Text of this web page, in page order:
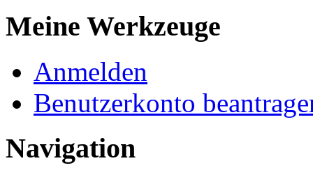
Meine Werkzeuge
Anmelden
Benutzerkonto
Navigation